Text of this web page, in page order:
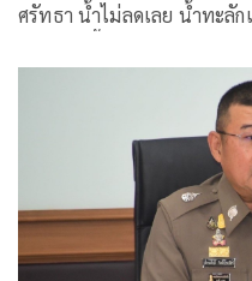
ศรัทธา น้ำไม่ลดเลย น้ำทะลั